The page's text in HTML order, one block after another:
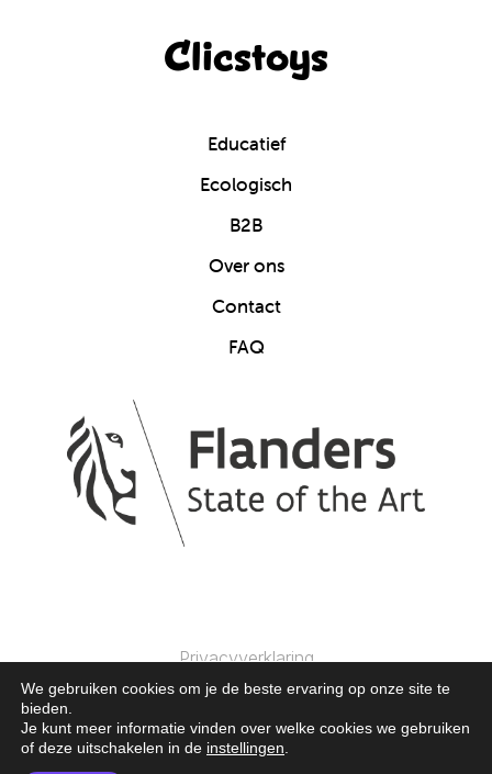
Clicstoys
Educatief
Ecologisch
B2B
Over ons
Contact
FAQ
Privacyverklaring
© 2025 Clics Toys. Alle Rechten Voorbehouden.
We gebruiken cookies om je de beste ervaring op onze site te
bieden.
Je kunt meer informatie vinden over welke cookies we gebruiken
of deze uitschakelen in de instellingen